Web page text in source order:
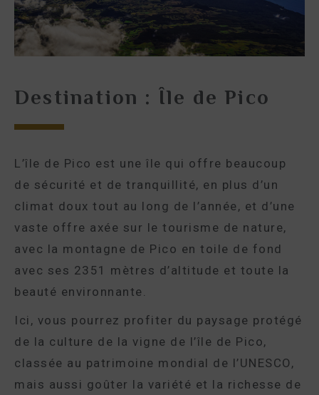
Destination : Île de Pico
L’île de Pico est une île qui offre beaucoup
de sécurité et de tranquillité, en plus d’un
climat doux tout au long de l’année, et d’une
vaste offre axée sur le tourisme de nature,
avec la montagne de Pico en toile de fond
avec ses 2351 mètres d’altitude et toute la
beauté environnante.
Ici, vous pourrez profiter du paysage protégé
de la culture de la vigne de l’île de Pico,
classée au patrimoine mondial de l’UNESCO,
mais aussi goûter la variété et la richesse de